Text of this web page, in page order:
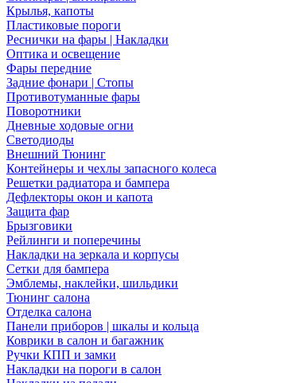
Крылья, капоты
Пластиковые пороги
Реснички на фары | Накладки
Оптика и освещение
Фары передние
Задние фонари | Стопы
Противотуманные фары
Поворотники
Дневные ходовые огни
Светодиоды
Внешний Тюнинг
Контейнеры и чехлы запасного колеса
Решетки радиатора и бампера
Дефлекторы окон и капота
Защита фар
Брызговики
Рейлинги и поперечины
Накладки на зеркала и корпусы
Сетки для бампера
Эмблемы, наклейки, шильдики
Тюнинг салона
Отделка салона
Панели приборов | шкалы и кольца
Коврики в салон и багажник
Ручки КПП и замки
Накладки на пороги в салон